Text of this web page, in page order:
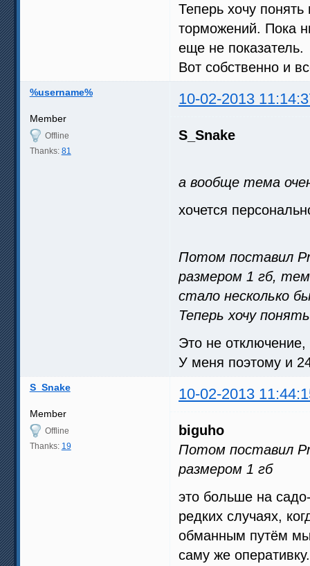
Теперь хочу
торможений. Пока
еще не показатель.
Вот собственно и
%username% 10-02-2013
Member
Offline
Thanks: 81
S_Snake
а вообще тема
хочется
Потом поставил
размером 1 гб,
стало несколько
Теперь хочу
Это не
У меня поэтому и
S_Snake 10-02-2013
Member
Offline
Thanks: 19
biguho
Потом поставил
размером 1 гб
это больше на
редких случаях,
обманным путём мы
саму же оперативку.